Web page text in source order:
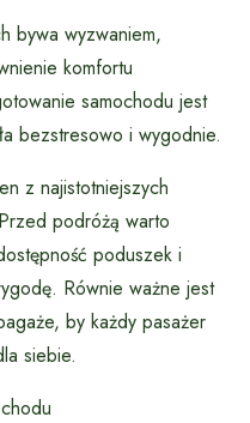
bywa wyzwaniem,
komfortu
samochodu jest
bezstresowo i wygodnie.
z najistotniejszych
podróżą warto
poduszek i
Równie ważne jest
by każdy pasażer
siebie.